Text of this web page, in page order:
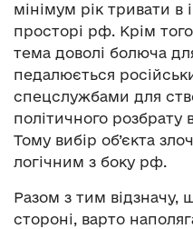
мінімум рік тривати
просторі рф. Крім
тема доволі болюча
педалюється
спецслужбами для
політичного розбрату
Тому вибір об’єкта
логічним з боку рф.
Разом з тим відзначу,
стороні, варто